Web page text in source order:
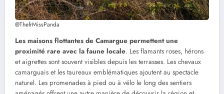
@ThefrMissPanda
Les maisons flottantes de Camargue permettent une
proximité rare avec la faune locale. Les flamants roses, hérons
et aigrettes sont souvent visibles depuis les terrasses. Les chevaux
camarguais et les taureaux emblématiques ajoutent au spectacle
naturel. Les promenades à pied ou à vélo le long des sentiers